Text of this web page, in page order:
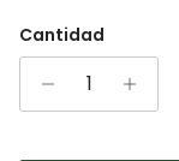
Cantidad